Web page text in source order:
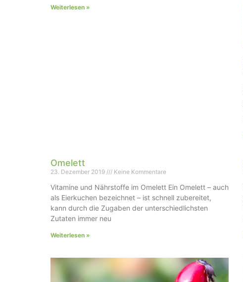
Weiterlesen »
Omelett
23. Dezember 2019 Keine Kommentare
Vitamine und Nährstoffe im Omelett Ein Omelett – auch
als Eierkuchen bezeichnet – ist schnell zubereitet,
kann durch die Zugaben der unterschiedlichsten
Zutaten immer neu
Weiterlesen »